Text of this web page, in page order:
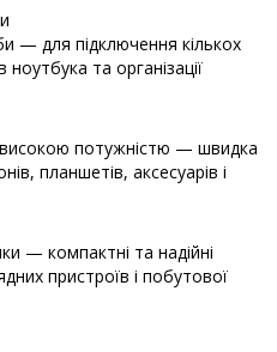
— для підключення кількох
та організації
високою потужністю — швидка
планшетів, аксесуарів і
— компактні та надійні
пристроїв і побутової